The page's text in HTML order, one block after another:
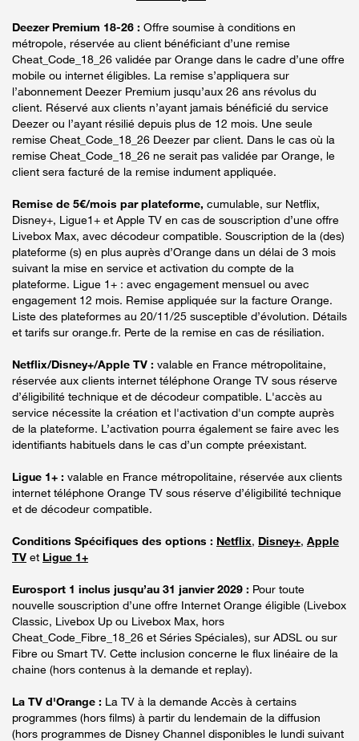
Deezer Premium 18-26 : Offre soumise à conditions en
métropole, réservée au client bénéficiant d’une remise
Cheat_Code_18_26 validée par Orange dans le cadre d’une offre
mobile ou internet éligibles. La remise s’appliquera sur
l’abonnement Deezer Premium jusqu’aux 26 ans révolus du
client. Réservé aux clients n’ayant jamais bénéficié du service
Deezer ou l’ayant résilié depuis plus de 12 mois. Une seule
remise Cheat_Code_18_26 Deezer par client. Dans le cas où la
remise Cheat_Code_18_26 ne serait pas validée par Orange, le
client sera facturé de la remise indument appliquée.
Remise de 5€/mois par plateforme, cumulable, sur Netflix,
Disney+, Ligue1+ et Apple TV en cas de souscription d’une offre
Livebox Max, avec décodeur compatible. Souscription de la (des)
plateforme (s) en plus auprès d’Orange dans un délai de 3 mois
suivant la mise en service et activation du compte de la
plateforme. Ligue 1+ : avec engagement mensuel ou avec
engagement 12 mois. Remise appliquée sur la facture Orange.
Liste des plateformes au 20/11/25 susceptible d’évolution. Détails
et tarifs sur orange.fr. Perte de la remise en cas de résiliation.
Netflix/Disney+/Apple TV : valable en France métropolitaine,
réservée aux clients internet téléphone Orange TV sous réserve
d’éligibilité technique et de décodeur compatible. L'accès au
service nécessite la création et l'activation d'un compte auprès
de la plateforme. L’activation pourra également se faire avec les
identifiants habituels dans le cas d’un compte préexistant.
Ligue 1+ : valable en France métropolitaine, réservée aux clients
internet téléphone Orange TV sous réserve d’éligibilité technique
et de décodeur compatible.
Conditions Spécifiques des options : Netflix, Disney+, Apple
TV et Ligue 1+
Eurosport 1 inclus jusqu’au 31 janvier 2029 : Pour toute
nouvelle souscription d’une offre Internet Orange éligible (Livebox
Classic, Livebox Up ou Livebox Max, hors
Cheat_Code_Fibre_18_26 et Séries Spéciales), sur ADSL ou sur
Fibre ou Smart TV. Cette inclusion concerne le flux linéaire de la
chaine (hors contenus à la demande et replay).
La TV d'Orange : La TV à la demande Accès à certains
programmes (hors films) à partir du lendemain de la diffusion
(hors programmes de Disney Channel disponibles le lundi suivant